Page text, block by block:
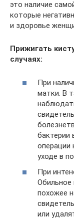
это наличие
которые
и здоровье
Прижигать
случаях:
При
матки. В
бактерии
операции
уходе в
При
Обильное
похожее
или